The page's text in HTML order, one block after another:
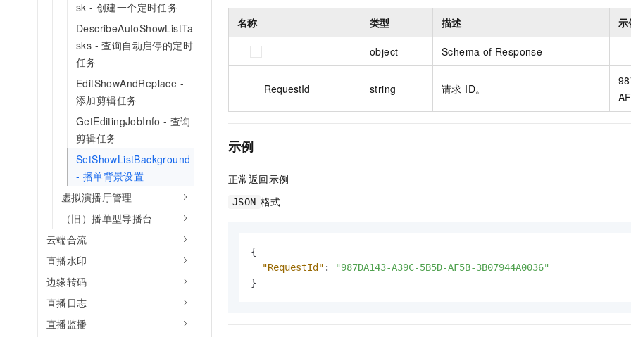
sk - 创建一个定时任务
DescribeAutoShowListTa
sks - 查询自动启停的定时
任务
EditShowAndReplace -
添加剪辑任务
GetEditingJobInfo - 查询
剪辑任务
SetShowListBackground
- 播单背景设置
虚拟演播厅管理
（旧）播单型导播台
云端合流
直播水印
边缘转码
直播日志
直播监播
名称 类型 描述 示
object Schema of Response
RequestId string 请求 ID。
示例
正常返回示例
JSON 格式
{
"RequestId" :
"987DA143-A39C-5B5D-AF5B-3B07944A0036"
}